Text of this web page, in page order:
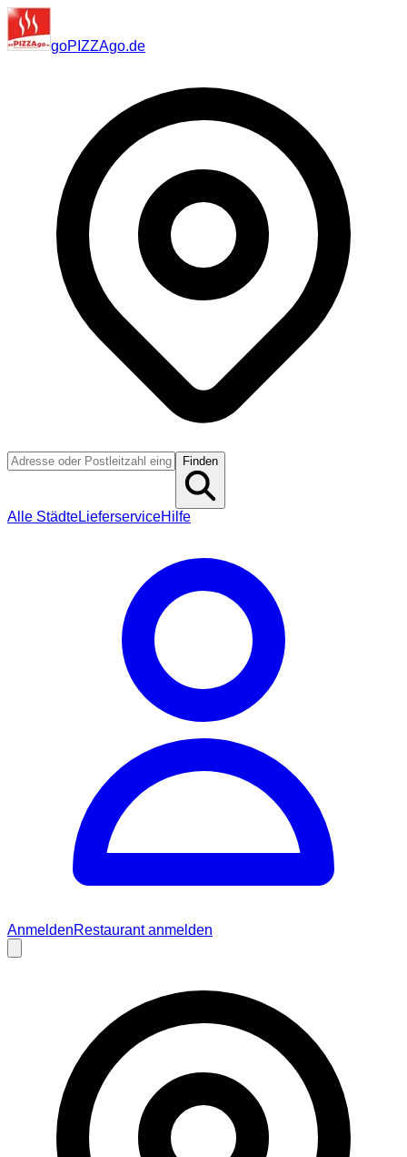
goPIZZAgo.de
Finden
Alle StädteLieferserviceHilfe
AnmeldenRestaurant anmelden